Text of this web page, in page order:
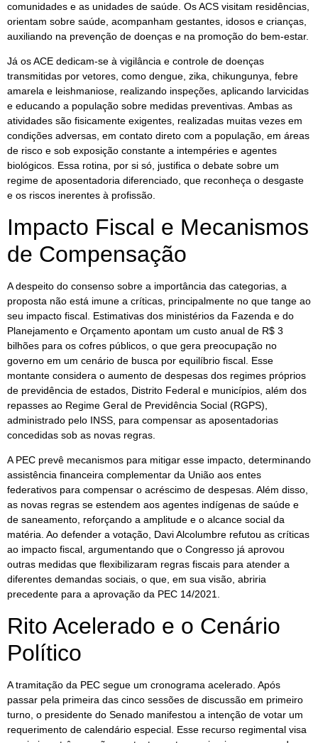
comunidades e as unidades de saúde. Os ACS visitam residências,
orientam sobre saúde, acompanham gestantes, idosos e crianças,
auxiliando na prevenção de doenças e na promoção do bem-estar.
Já os ACE dedicam-se à vigilância e controle de doenças
transmitidas por vetores, como dengue, zika, chikungunya, febre
amarela e leishmaniose, realizando inspeções, aplicando larvicidas
e educando a população sobre medidas preventivas. Ambas as
atividades são fisicamente exigentes, realizadas muitas vezes em
condições adversas, em contato direto com a população, em áreas
de risco e sob exposição constante a intempéries e agentes
biológicos. Essa rotina, por si só, justifica o debate sobre um
regime de aposentadoria diferenciado, que reconheça o desgaste
e os riscos inerentes à profissão.
Impacto Fiscal e Mecanismos
de Compensação
A despeito do consenso sobre a importância das categorias, a
proposta não está imune a críticas, principalmente no que tange ao
seu impacto fiscal. Estimativas dos ministérios da Fazenda e do
Planejamento e Orçamento apontam um custo anual de R$ 3
bilhões para os cofres públicos, o que gera preocupação no
governo em um cenário de busca por equilíbrio fiscal. Esse
montante considera o aumento de despesas dos regimes próprios
de previdência de estados, Distrito Federal e municípios, além dos
repasses ao Regime Geral de Previdência Social (RGPS),
administrado pelo INSS, para compensar as aposentadorias
concedidas sob as novas regras.
A PEC prevê mecanismos para mitigar esse impacto, determinando
assistência financeira complementar da União aos entes
federativos para compensar o acréscimo de despesas. Além disso,
as novas regras se estendem aos agentes indígenas de saúde e
de saneamento, reforçando a amplitude e o alcance social da
matéria. Ao defender a votação, Davi Alcolumbre refutou as críticas
ao impacto fiscal, argumentando que o Congresso já aprovou
outras medidas que flexibilizaram regras fiscais para atender a
diferentes demandas sociais, o que, em sua visão, abriria
precedente para a aprovação da PEC 14/2021.
Rito Acelerado e o Cenário
Político
A tramitação da PEC segue um cronograma acelerado. Após
passar pela primeira das cinco sessões de discussão em primeiro
turno, o presidente do Senado manifestou a intenção de votar um
requerimento de calendário especial. Esse recurso regimental visa